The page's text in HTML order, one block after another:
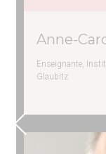
Anne-
Enseignante,
Glaubitz